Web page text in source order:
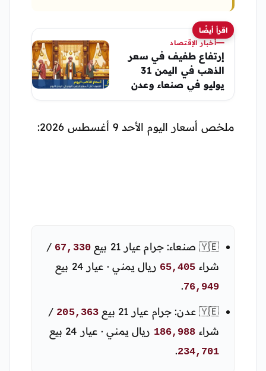
اقرأ أيضًا
أخبار الإقتصاد
إرتفاع طفيف في سعر
الذهب في اليمن 31
يوليو في صنعاء وعدن
ملخص أسعار اليوم الأحد 9 أغسطس 2026:
🇾🇪 صنعاء: جرام عيار 21 بيع 67,330
/
شراء 65,405 ريال يمني · عيار 24 بيع
76,949
.
🇾🇪 عدن: جرام عيار 21 بيع 205,363
/
شراء 186,988 ريال يمني · عيار 24 بيع
234,701
.